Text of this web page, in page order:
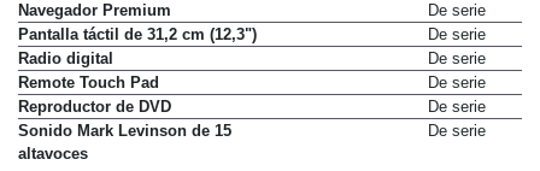
Navegador Premium
De serie
Pantalla táctil de 31,2 cm (12,3")
De serie
Radio digital
De serie
Remote Touch Pad
De serie
Reproductor de DVD
De serie
Sonido Mark Levinson de 15
altavoces
De serie